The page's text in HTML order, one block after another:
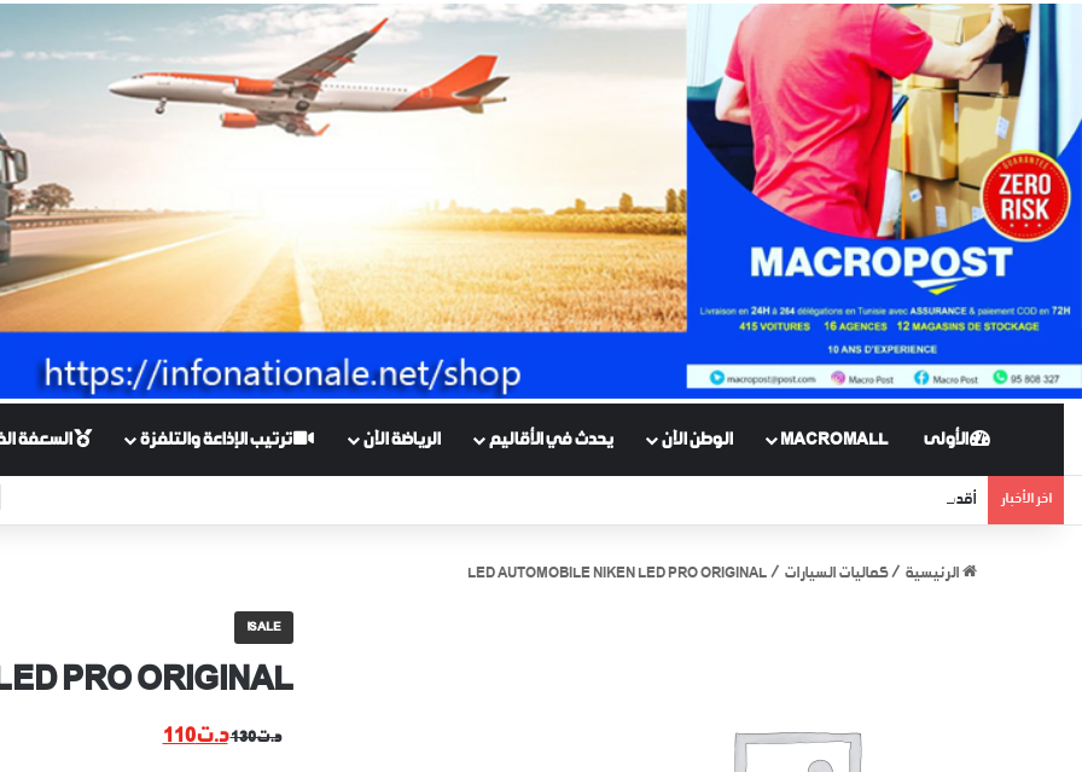
الأولى MACROMALL الوطن الآن يحدث في الأقاليم الرياضة الآن ترتيب الإذاعة والتلفزة السعفة
اخر الأخبار أقدم نهر في العالم يظهر لبضعة أيام منذ 400 مليون سنة !
الرئيسية / كماليات السيارات /
LED AUTOMOBILE NIKEN LED PRO ORIGINAL
SALE!
PRO ORIGINAL
د.ت130
ORIGINAL
د.ت110